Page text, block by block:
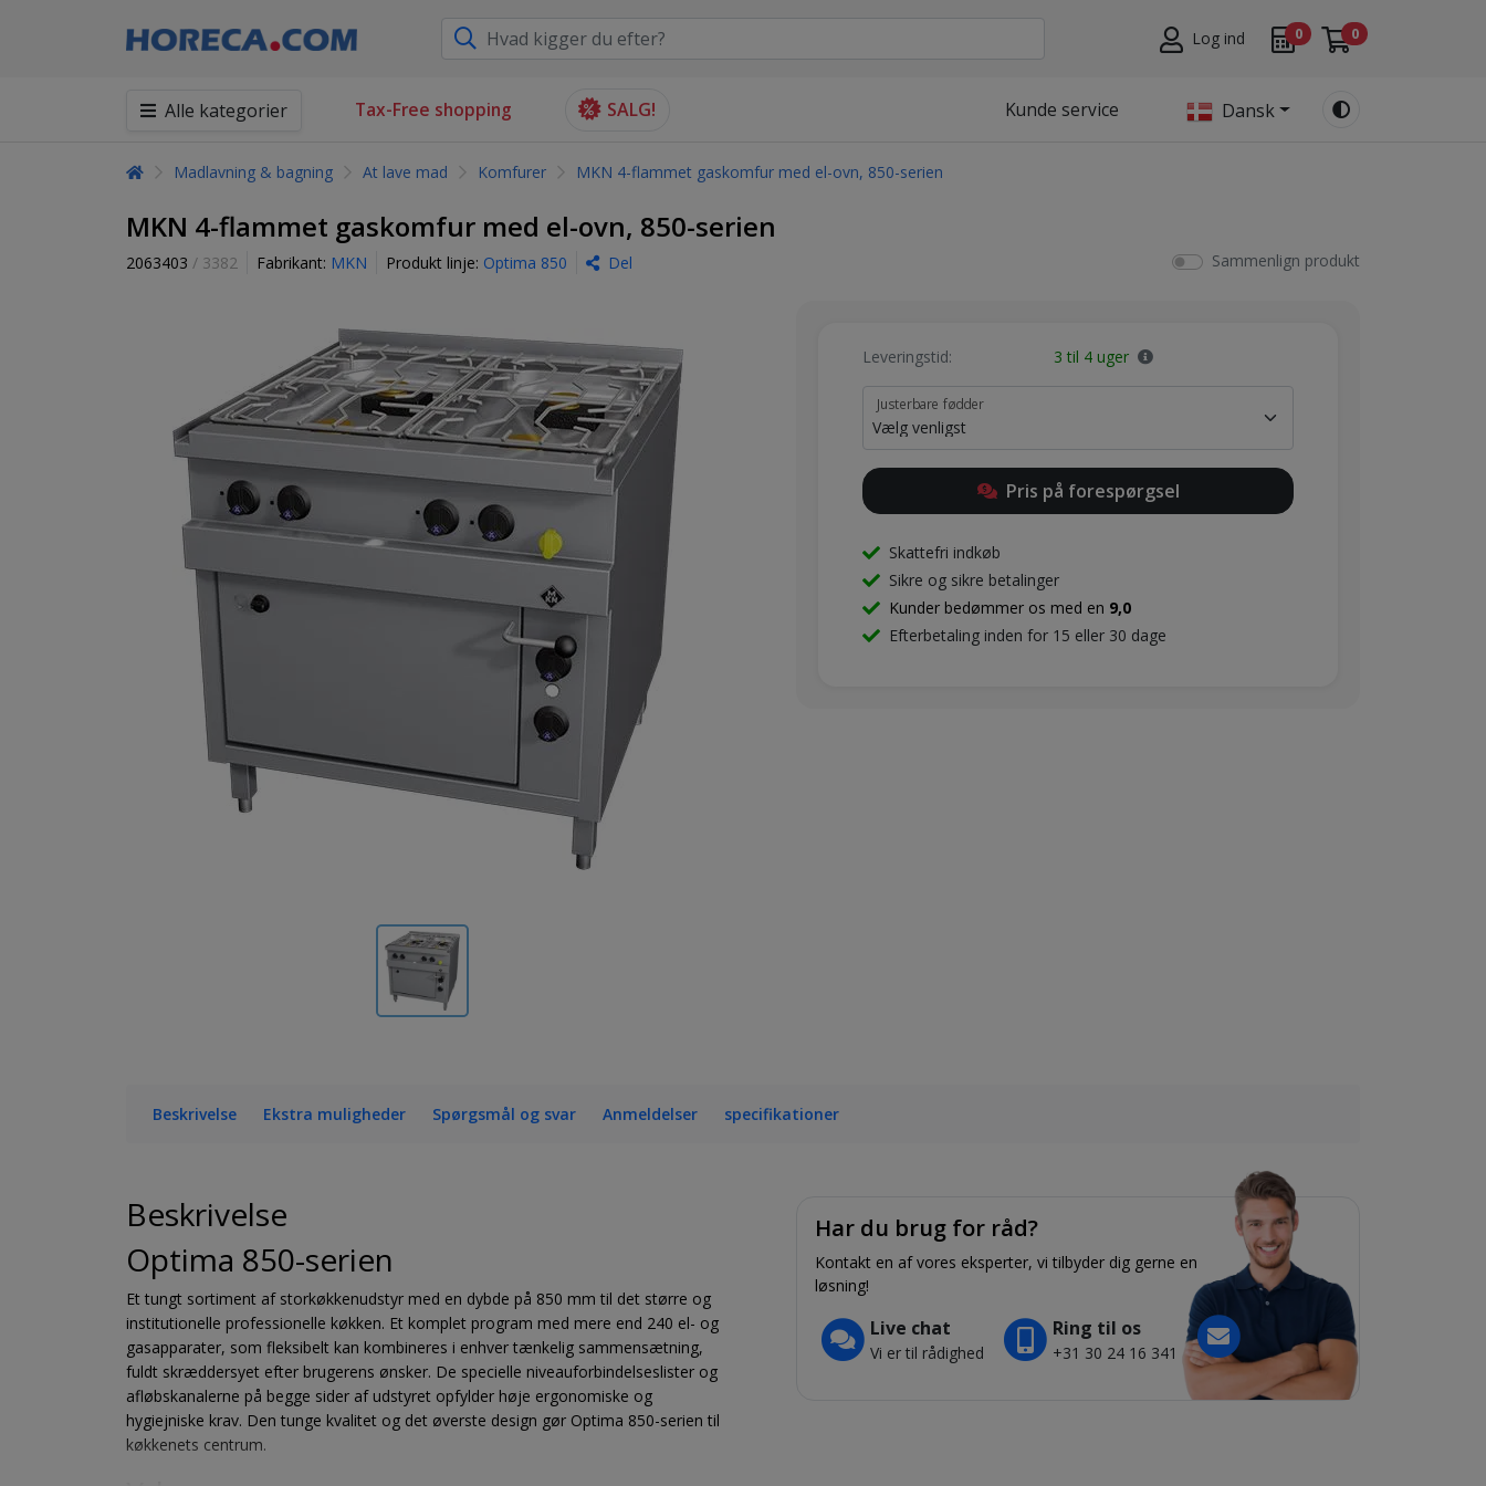
Log ind 0 0
Alle kategorier Tax-Free shopping SALG! Kunde service Dansk
Madlavning & bagning At lave mad Komfurer MKN 4-flammet gaskomfur med el-ovn, 850-serien
Sammenlign produkt
MKN 4-flammet gaskomfur med el-ovn, 850-serien
2063403 / 3382 Fabrikant: MKN Produkt linje: Optima 850 Del
Leveringstid: 3 til 4 uger
Justerbare fødder
Pris på forespørgsel
Skattefri indkøb
Sikre og sikre betalinger
Kunder bedømmer os med en 9,0
Efterbetaling inden for 15 eller 30 dage
Beskrivelse Ekstra muligheder Spørgsmål og svar Anmeldelser specifikationer
Beskrivelse
Optima 850-serien
Et tungt sortiment af storkøkkenudstyr med en dybde på 850 mm til det større og
institutionelle professionelle køkken. Et komplet program med mere end 240 el- og
gasapparater, som fleksibelt kan kombineres i enhver tænkelig sammensætning,
fuldt skræddersyet efter brugerens ønsker. De specielle niveauforbindelseslister og
afløbskanalerne på begge sider af udstyret opfylder høje ergonomiske og
hygiejniske krav. Den tunge kvalitet og det øverste design gør Optima 850-serien til
køkkenets centrum.
Har du brug for råd?
Kontakt en af vores eksperter, vi tilbyder dig gerne en
løsning!
Live chat
Vi er til rådighed
Ring til os
+31 30 24 16 341